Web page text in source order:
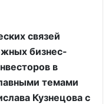
связей
бизнес-
в
темами
Кузнецова с